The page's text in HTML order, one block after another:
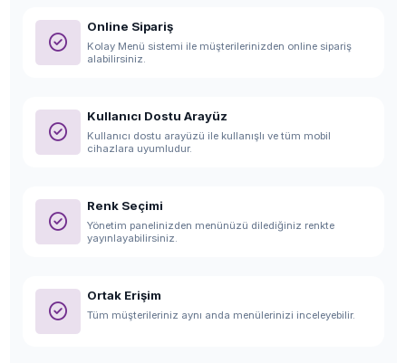
Online Sipariş
Kolay Menü sistemi ile müşterilerinizden online sipariş
alabilirsiniz.
Kullanıcı Dostu Arayüz
Kullanıcı dostu arayüzü ile kullanışlı ve tüm mobil
cihazlara uyumludur.
Renk Seçimi
Yönetim panelinizden menünüzü dilediğiniz renkte
yayınlayabilirsiniz.
Ortak Erişim
Tüm müşterileriniz aynı anda menülerinizi inceleyebilir.